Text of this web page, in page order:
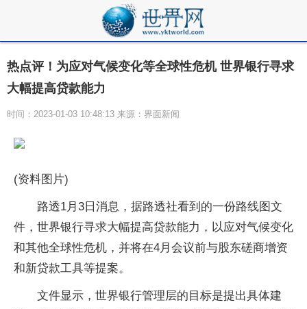
热点评！为应对气候变化等全球性危机 世界银行寻求
大幅提高贷款能力
时间：2023-01-03 10:48:13 来源：界面新闻
(资料图片)
路透1月3日消息，据路透社看到的一份路线图文
件，世界银行寻求大幅提高贷款能力，以应对气候变化
和其他全球性危机，并将在4月会议前与股东磋商增资
和新贷款工具等提案。
文件显示，世界银行管理层的目标是提出具体建